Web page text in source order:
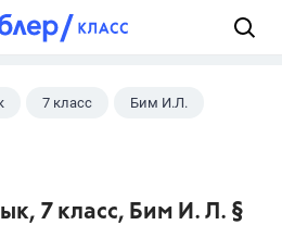
7 класс Бим И.Л.
7 класс, Бим И. Л. §